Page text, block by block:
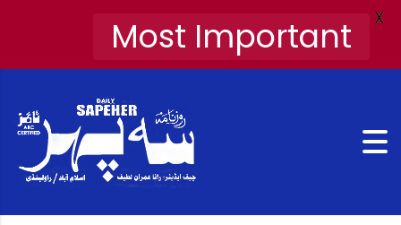
Most Important X